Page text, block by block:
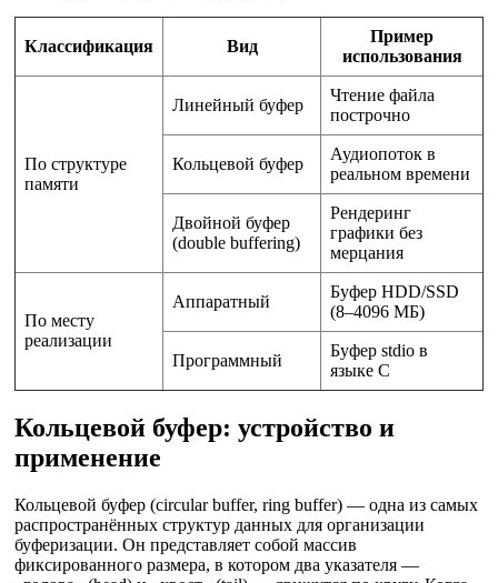
Классификация Вид
Пример
использования
По структуре
памяти
Линейный буфер
Чтение файла
построчно
Кольцевой буфер
Аудиопоток в
реальном времени
Двойной буфер
(double buffering)
Рендеринг
графики без
мерцания
По месту
реализации
Аппаратный
Буфер HDD/SSD
(8–4096 МБ)
Программный
Буфер stdio в
языке C
Кольцевой буфер: устройство и
применение
Кольцевой буфер (circular buffer, ring buffer) — одна из самых
распространённых структур данных для организации
буферизации. Он представляет собой массив
фиксированного размера, в котором два указателя —